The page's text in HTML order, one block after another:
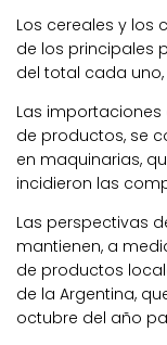
Los cereales y los
de los principales
del total cada uno,
Las
de productos, se
en maquinarias,
incidieron las
Las perspectivas
mantienen, a
de productos
de la Argentina,
octubre del año